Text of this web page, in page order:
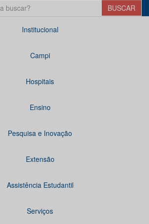
Institucional
Campi
Hospitais
Ensino
Pesquisa e Inovação
Extensão
Assistência Estudantil
Serviços